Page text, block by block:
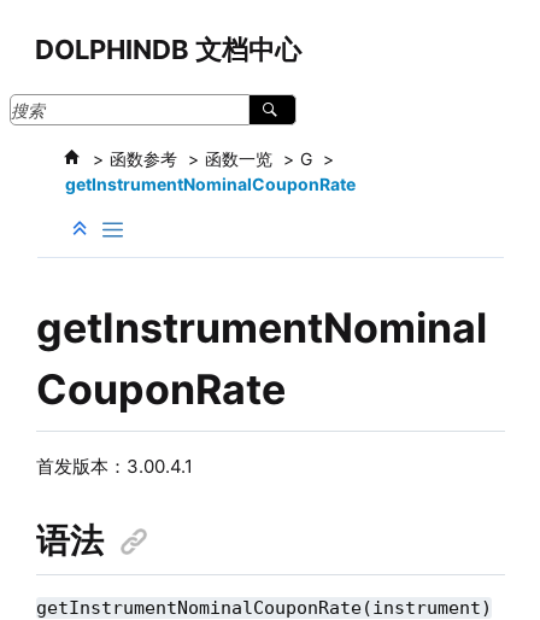
DOLPHINDB 文档中心
函数参考 函数一览
G
getInstrumentNominalCouponRate
getInstrumentNominal
CouponRate
首发版本：3.00.4.1
语法
getInstrumentNominalCouponRate(instrument)